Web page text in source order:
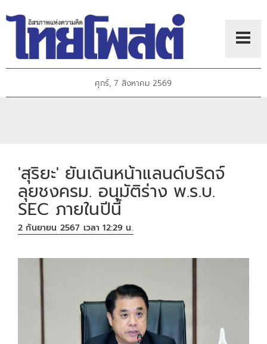
ศุกร์, 7 สิงหาคม 2569
'สุริยะ' ยันเดินหน้าแลนด์บริดจ์
ลุยชงครม. อนุมัติร่าง พ.ร.บ.
SEC ภายในปีนี้
2 กันยายน 2567 เวลา 12:29 น.